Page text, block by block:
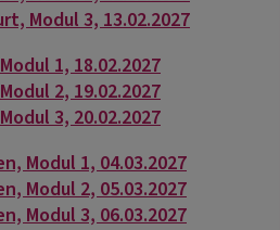
Modul 3, 13.02.2027
1, 18.02.2027
2, 19.02.2027
3, 20.02.2027
Modul 1, 04.03.2027
Modul 2, 05.03.2027
Modul 3, 06.03.2027